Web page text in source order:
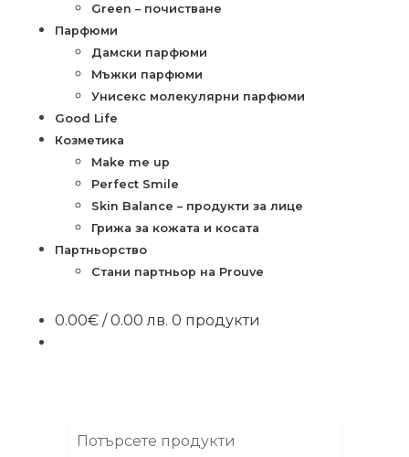
Green – почистване
Парфюми
Дамски парфюми
Мъжки парфюми
Унисекс молекулярни парфюми
Good Life
Козметика
Make me up
Perfect Smile
Skin Balance – продукти за лице
Грижа за кожата и косата
Партньорство
Стани партньор на Prouve
0.00€ / 0.00 лв. 0 продукти
Потърсете продукти